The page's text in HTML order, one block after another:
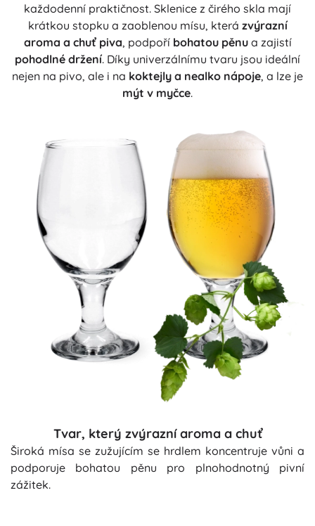
každodenní praktičnost. Sklenice z čirého skla mají
krátkou stopku a zaoblenou mísu, která zvýrazní
aroma a chuť piva, podpoří bohatou pěnua zajistí
pohodlné držení. Díky univerzálnímu tvaru jsou ideální
nejen na pivo, ale i na koktejly a nealko nápoje, a lze je
mýt v myčce.
Tvar, který zvýrazní aroma a chuť
Široká mísa se zužujícím se hrdlem koncentruje vůni a
podporuje bohatou pěnu pro plnohodnotný pivní
zážitek.